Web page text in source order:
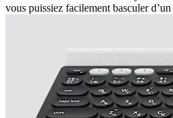
vous puissiez facilement basculer